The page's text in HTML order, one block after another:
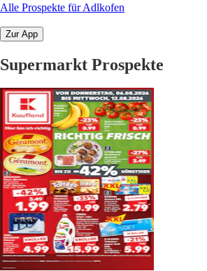
Alle Prospekte für Adlkofen
Zur App
Supermarkt Prospekte